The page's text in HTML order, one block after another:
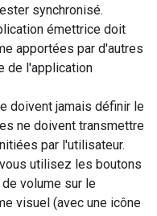
synchronisé.
émettrice doit
apportées par d'autres
de l'application
doivent jamais définir le
ne doivent transmettre
par l'utilisateur.
utilisez les boutons
volume sur le
visuel (avec une icône